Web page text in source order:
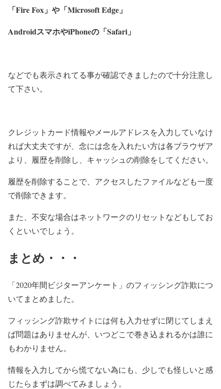
「Fire Fox」や「Microsoft Edge」
AndroidスマホやiPhoneの「Safari」
などでも表示されてる事が確認できましたので十分注意し
て下さい。
クレジットカード情報やメールアドレスを入力していなけ
れば大丈夫ですが、念には念を入れたい方は各ブラウザア
より、履歴を削除し、キャッシュの削除をしてください。
履歴を削除することで、アクセスしたファイルなども一度
で削除できます。
また、不安な場合はネットワークのリセットなどもしてお
くといいでしょう。
まとめ・・・
「2020年間ビジターアンケート」のフィッシング詐欺につ
いてまとめました。
フィッシング詐欺サイトには何も入力せずに閉じてしまえ
ば問題はありませんが、いつどこで巻き込まれるかは誰に
もわかりません。
情報を入力してから慌てない為にも、少しでも怪しいと感
じたらまずは調べてみましょう。